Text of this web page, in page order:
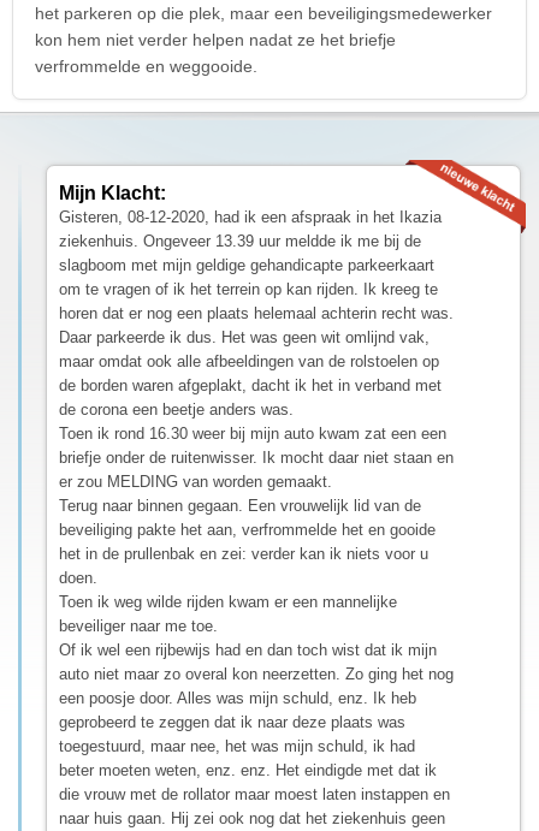
het parkeren op die plek, maar een beveiligingsmedewerker
kon hem niet verder helpen nadat ze het briefje
verfrommelde en weggooide.
Mijn Klacht:
Gisteren, 08-12-2020, had ik een afspraak in het Ikazia
ziekenhuis. Ongeveer 13.39 uur meldde ik me bij de
slagboom met mijn geldige gehandicapte parkeerkaart
om te vragen of ik het terrein op kan rijden. Ik kreeg te
horen dat er nog een plaats helemaal achterin recht was.
Daar parkeerde ik dus. Het was geen wit omlijnd vak,
maar omdat ook alle afbeeldingen van de rolstoelen op
de borden waren afgeplakt, dacht ik het in verband met
de corona een beetje anders was.
Toen ik rond 16.30 weer bij mijn auto kwam zat een een
briefje onder de ruitenwisser. Ik mocht daar niet staan en
er zou MELDING van worden gemaakt.
Terug naar binnen gegaan. Een vrouwelijk lid van de
beveiliging pakte het aan, verfrommelde het en gooide
het in de prullenbak en zei: verder kan ik niets voor u
doen.
Toen ik weg wilde rijden kwam er een mannelijke
beveiliger naar me toe.
Of ik wel een rijbewijs had en dan toch wist dat ik mijn
auto niet maar zo overal kon neerzetten. Zo ging het nog
een poosje door. Alles was mijn schuld, enz. Ik heb
geprobeerd te zeggen dat ik naar deze plaats was
toegestuurd, maar nee, het was mijn schuld, ik had
beter moeten weten, enz. enz. Het eindigde met dat ik
die vrouw met de rollator maar moest laten instappen en
naar huis gaan. Hij zei ook nog dat het ziekenhuis geen